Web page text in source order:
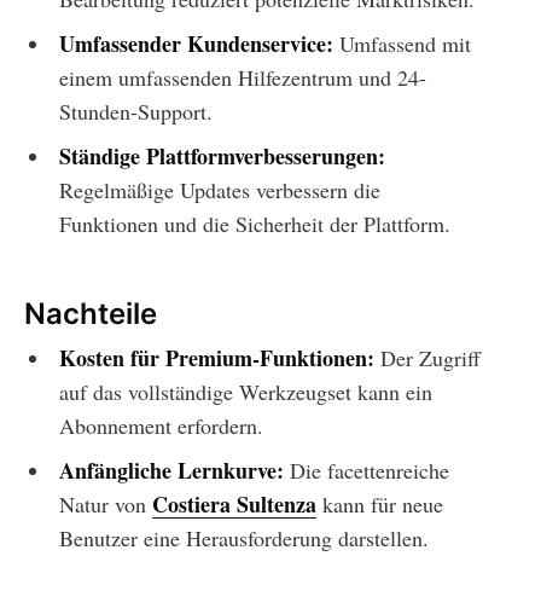
Umfassender Kundenservice: Umfassend mit
einem umfassenden Hilfezentrum und 24-
Stunden-Support.
Ständige Plattformverbesserungen:
Regelmäßige Updates verbessern die
Funktionen und die Sicherheit der Plattform.
Nachteile
Kosten für Premium-Funktionen: Der Zugriff
auf das vollständige Werkzeugset kann ein
Abonnement erfordern.
Anfängliche Lernkurve: Die facettenreiche
Natur von Costiera Sultenzakann für neue
Benutzer eine Herausforderung darstellen.